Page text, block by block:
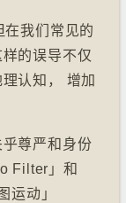
我们常见的
的误导不仅
认知， 增加
尊严和身份
Filter」和
运动」